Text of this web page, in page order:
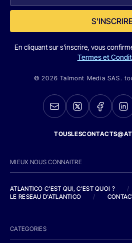
En cliquant sur s'inscrire, vous
Termes et
© 2026 Talmont Media SAS.
MIEUX NOUS CONNAITRE
ATLANTICO C'EST QUI, C'EST QUOI ?
/
LE RESEAU D'ATLANTICO
/
CATEGORIES